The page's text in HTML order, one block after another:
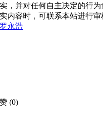
，并对任何自主决定的行
内容时，可联系本站进行审
罗永浩
赞 (0)